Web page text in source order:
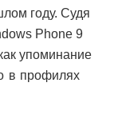
году. Судя
Phone 9
упоминание
в профилях